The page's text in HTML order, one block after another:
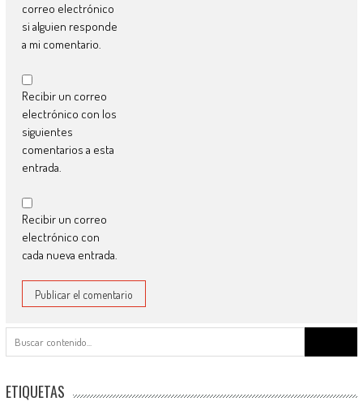
correo electrónico
si alguien responde
a mi comentario.
Recibir un correo
electrónico con los
siguientes
comentarios a esta
entrada.
Recibir un correo
electrónico con
cada nueva entrada.
ETIQUETAS